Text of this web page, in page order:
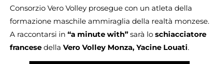
Consorzio Vero Volley prosegue con un atleta della
formazione maschile ammiraglia della realtà monzese.
A raccontarsi in “a minute with” sarà lo schiacciatore
francese della Vero Volley Monza, Yacine Louati.